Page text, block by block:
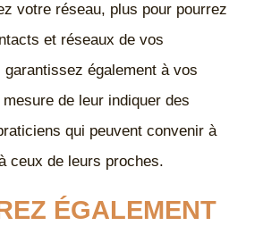
votre réseau, plus pour pourrez
et réseaux de vos
garantissez également à vos
mesure de leur indiquer des
qui peuvent convenir à
ceux de leurs proches.
ÉGALEMENT